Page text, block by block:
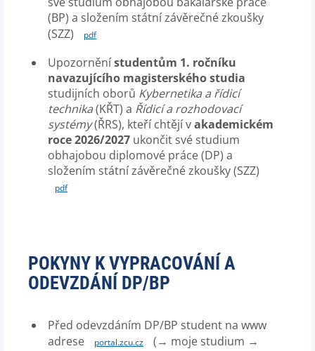
(BP) a složením státní závěrečné zkoušky
(SZZ)
pdf
Upozorněnístudentům 1. ročníku
navazujícího magisterského studia
studijních oborů Kybernetika a řídicí
technika(KŘT) a Řídicí a rozhodovací
systémy(ŘRS), kteří chtějí vakademickém
roce 2026/2027 ukončit své studium
obhajobou diplomové práce (DP) a
složením státní závěrečné zkoušky (SZZ)
pdf
POKYNY K VYPRACOVÁNÍ A
ODEVZDÁNÍ DP/BP
Před odevzdáním DP/BP student na www
adrese
portal.zcu.cz
(→ moje studium →